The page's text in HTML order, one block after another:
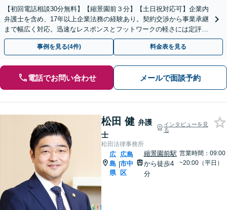
【初回電話相談30分無料】【縮景園前３分】【土日祝対応可】​企業内
弁護士を含め、17年以上企業法務の経験あり。契約交渉から事業承継
まで幅広く対応。迅速なレスポンスとフットワークの軽さには定評あ
り。実績を活かし、成長と健全な経営をサポート​
事例を見る(4件) 料金表を見る
電話でお問い合わせ メールで面談予約
松田 健 弁護
士
インタビューを見
る
松田法律事務所
広
島
県
|
広島
市中
区
縮景園前駅
から徒歩4
分
営業時間：09:00
~20:00（平日）